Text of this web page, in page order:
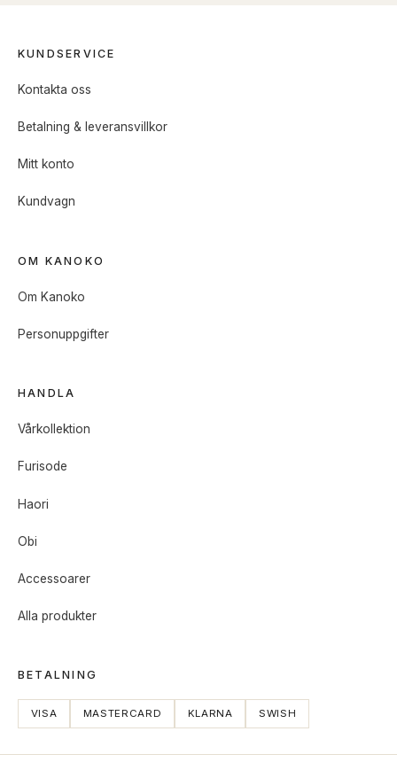
KUNDSERVICE
Kontakta oss
Betalning & leveransvillkor
Mitt konto
Kundvagn
OM KANOKO
Om Kanoko
Personuppgifter
HANDLA
Vårkollektion
Furisode
Haori
Obi
Accessoarer
Alla produkter
BETALNING
VISA MASTERCARD KLARNA SWISH